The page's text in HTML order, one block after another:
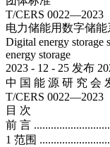
T/CERS 0022—2023
电力储能用数字储
Digital energy storage
energy storage
2023 - 12 - 25 发布
中 国 能 源 研 究 会
T/CERS 0022—2023
目 次
前 言
1 范围